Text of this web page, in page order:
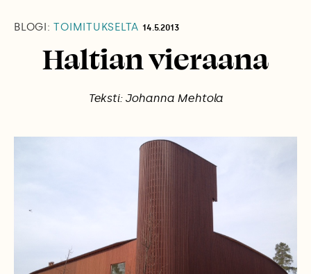
BLOGI: TOIMITUKSELTA 14.5.2013
Haltian vieraana
Teksti: Johanna Mehtola